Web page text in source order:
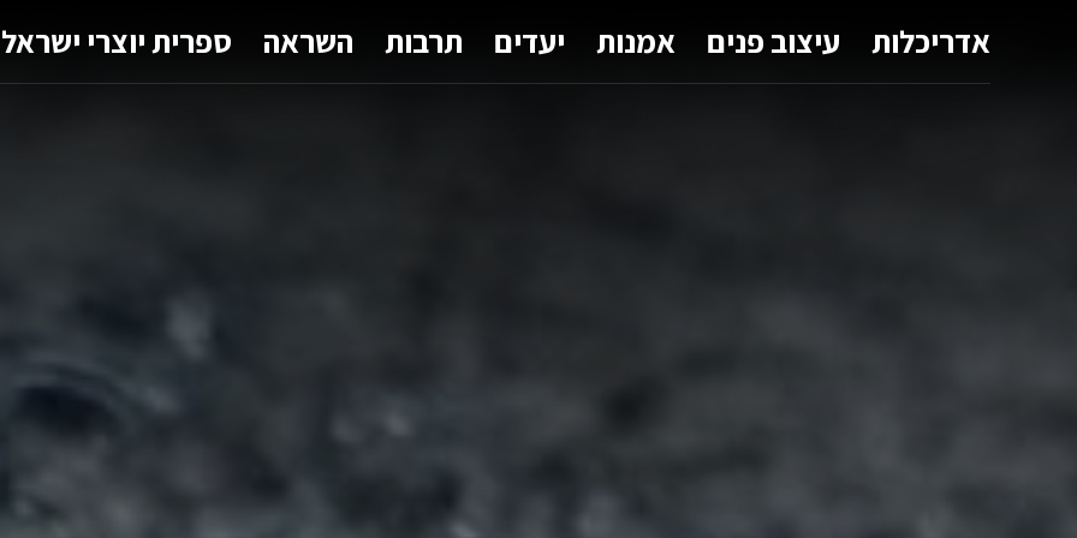
אדריכלות עיצוב פנים אמנות יעדים תרבות השראה ספרית יוצרי ישראל